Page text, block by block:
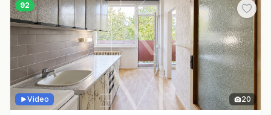
92
20
Video